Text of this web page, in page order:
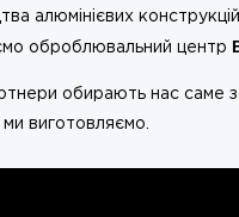
алюмінієвих конструкцій
оброблювальний центр
обирають нас саме
ми виготовляємо.